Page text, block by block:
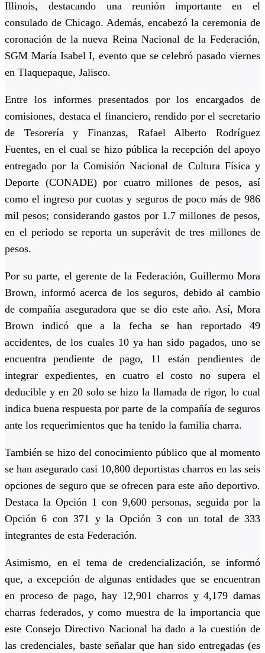
Illinois, destacando una reunión importante en el
consulado de Chicago. Además, encabezó la ceremonia de
coronación de la nueva Reina Nacional de la Federación,
SGM María Isabel I, evento que se celebró pasado viernes
en Tlaquepaque, Jalisco.
Entre los informes presentados por los encargados de
comisiones, destaca el financiero, rendido por el secretario
de Tesorería y Finanzas, Rafael Alberto Rodríguez
Fuentes, en el cual se hizo pública la recepción del apoyo
entregado por la Comisión Nacional de Cultura Física y
Deporte (CONADE) por cuatro millones de pesos, así
como el ingreso por cuotas y seguros de poco más de 986
mil pesos; considerando gastos por 1.7 millones de pesos,
en el periodo se reporta un superávit de tres millones de
pesos.
Por su parte, el gerente de la Federación, Guillermo Mora
Brown, informó acerca de los seguros, debido al cambio
de compañía aseguradora que se dio este año. Así, Mora
Brown indicó que a la fecha se han reportado 49
accidentes, de los cuales 10 ya han sido pagados, uno se
encuentra pendiente de pago, 11 están pendientes de
integrar expedientes, en cuatro el costo no supera el
deducible y en 20 solo se hizo la llamada de rigor, lo cual
indica buena respuesta por parte de la compañía de seguros
ante los requerimientos que ha tenido la familia charra.
También se hizo del conocimiento público que al momento
se han asegurado casi 10,800 deportistas charros en las seis
opciones de seguro que se ofrecen para este año deportivo.
Destaca la Opción 1 con 9,600 personas, seguida por la
Opción 6 con 371 y la Opción 3 con un total de 333
integrantes de esta Federación.
Asimismo, en el tema de credencialización, se informó
que, a excepción de algunas entidades que se encuentran
en proceso de pago, hay 12,901 charros y 4,179 damas
charras federados, y como muestra de la importancia que
este Consejo Directivo Nacional ha dado a la cuestión de
las credenciales, baste señalar que han sido entregadas (es